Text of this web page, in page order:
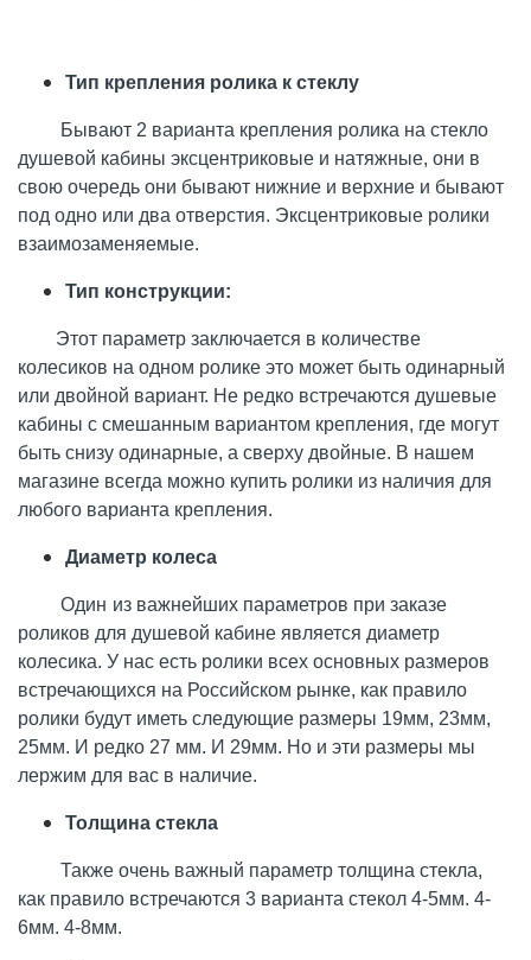
Тип крепления ролика к стеклу
Бывают 2 варианта крепления ролика на стекло
душевой кабины эксцентриковые и натяжные, они в
свою очередь они бывают нижние и верхние и бывают
под одно или два отверстия. Эксцентриковые ролики
взаимозаменяемые.
Тип конструкции:
Этот параметр заключается в количестве
колесиков на одном ролике это может быть одинарный
или двойной вариант. Не редко встречаются душевые
кабины с смешанным вариантом крепления, где могут
быть снизу одинарные, а сверху двойные. В нашем
магазине всегда можно купить ролики из наличия для
любого варианта крепления.
Диаметр колеса
Один из важнейших параметров при заказе
роликов для душевой кабине является диаметр
колесика. У нас есть ролики всех основных размеров
встречающихся на Российском рынке, как правило
ролики будут иметь следующие размеры 19мм, 23мм,
25мм. И редко 27 мм. И 29мм. Но и эти размеры мы
лержим для вас в наличие.
Толщина стекла
Также очень важный параметр толщина стекла,
как правило встречаются 3 варианта стекол 4-5мм. 4-
6мм. 4-8мм.